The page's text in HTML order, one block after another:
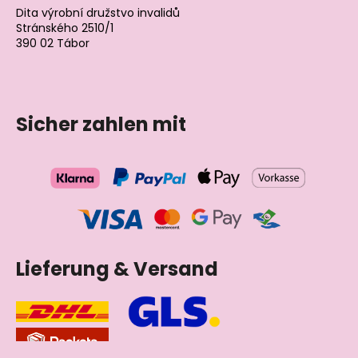
Dita výrobní družstvo invalidů
Stránského 2510/1
390 02 Tábor
Sicher zahlen mit
Lieferung & Versand